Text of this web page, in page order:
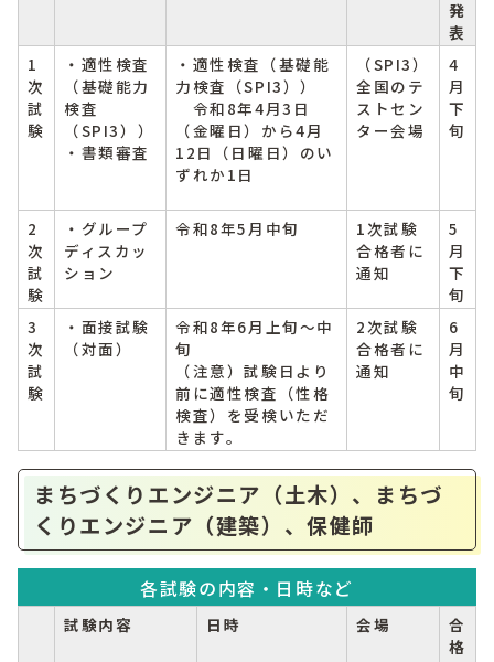
発
表
1
次
試
験
・適性検査
（基礎能力
検査
（SPI3））
・書類審査
・適性検査（基礎能
力検査（SPI3））
令和8年4月3日
（金曜日）から4月
12日（日曜日）のい
ずれか1日
（SPI3）
全国のテ
ストセン
ター会場
4
月
下
旬
2
次
試
験
・グループ
ディスカッ
ション
令和8年5月中旬
1次試験
合格者に
通知
5
月
下
旬
3
次
試
験
・面接試験
（対面）
令和8年6月上旬～中
旬
（注意）試験日より
前に適性検査（性格
検査）を受検いただ
きます。
2次試験
合格者に
通知
6
月
中
旬
まちづくりエンジニア（土木）、まちづ
くりエンジニア（建築）、保健師
各試験の内容・日時など
試験内容 日時 会場
合
格